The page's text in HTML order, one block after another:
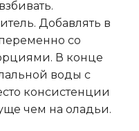
Добавлять в
со
В конце
воды с
консистенции
чем на оладьи.